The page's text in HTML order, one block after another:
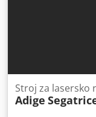
, AMARON
Iqzopfx Ai Noha
Stroj za lasersko
Adige